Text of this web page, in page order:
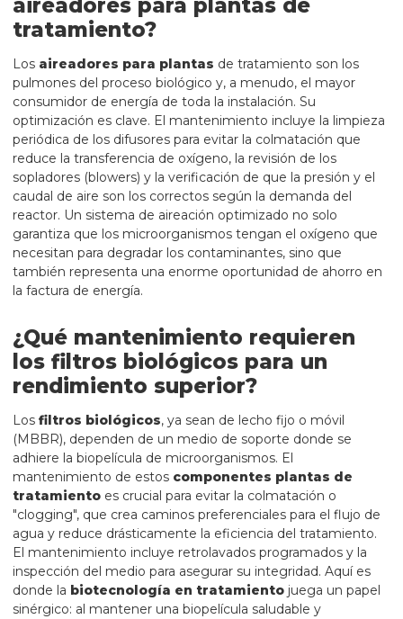
aireadores para plantas de
tratamiento?
Los aireadores para plantas de tratamiento son los
pulmones del proceso biológico y, a menudo, el mayor
consumidor de energía de toda la instalación. Su
optimización es clave. El mantenimiento incluye la limpieza
periódica de los difusores para evitar la colmatación que
reduce la transferencia de oxígeno, la revisión de los
sopladores (blowers) y la verificación de que la presión y el
caudal de aire son los correctos según la demanda del
reactor. Un sistema de aireación optimizado no solo
garantiza que los microorganismos tengan el oxígeno que
necesitan para degradar los contaminantes, sino que
también representa una enorme oportunidad de ahorro en
la factura de energía.
¿Qué mantenimiento requieren
los filtros biológicos para un
rendimiento superior?
Los filtros biológicos, ya sean de lecho fijo o móvil
(MBBR), dependen de un medio de soporte donde se
adhiere la biopelícula de microorganismos. El
mantenimiento de estos componentes plantas de
tratamiento es crucial para evitar la colmatación o
"clogging", que crea caminos preferenciales para el flujo de
agua y reduce drásticamente la eficiencia del tratamiento.
El mantenimiento incluye retrolavados programados y la
inspección del medio para asegurar su integridad. Aquí es
donde la biotecnología en tratamiento juega un papel
sinérgico: al mantener una biopelícula saludable y